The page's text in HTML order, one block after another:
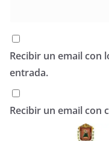
Recibir un email con
entrada.
Recibir un email con